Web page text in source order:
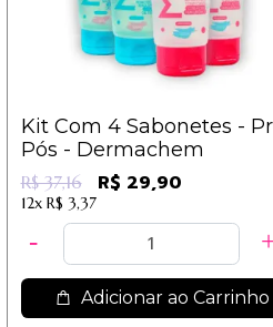
Kit Com 4 Sabonetes -
Pós - Dermachem
R$ 37,16 R$ 29,90
12x R$ 3,37
Adicionar ao Carrinho